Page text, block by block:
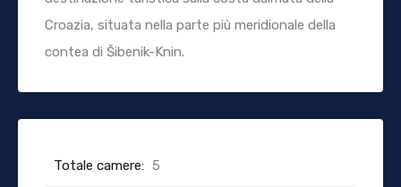
Croazia, situata nella parte più meridionale della
contea di Šibenik-Knin.
Totale camere: 5